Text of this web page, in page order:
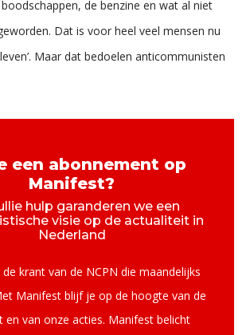
de benzine en wat al niet
Dat is voor heel veel mensen nu
Maar dat bedoelen anticommunisten
een abonnement op
Manifest?
hulp garanderen we een
visie op de actualiteit in
Nederland
krant van de NCPN die maandelijks
Manifest blijf je op de hoogte van de
en van onze acties. Manifest belicht